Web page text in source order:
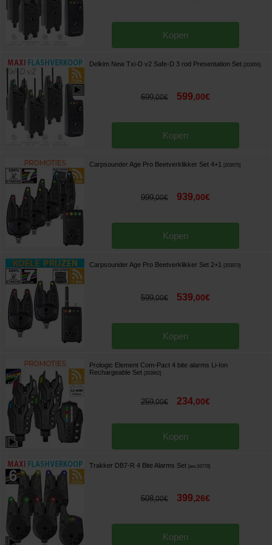
Kopen
Delkim New Txi-D v2 Safe-D 3 rod Presentation Set 203055]
699,00€ 599,00€
Kopen
Carpsounder Age Pro Beetverklikker Set 4+1 203975]
999,00€ 939,00€
Kopen
Carpsounder Age Pro Beetverklikker Set 2+1 203973]
599,00€ 539,00€
Kopen
Prologic Element Com-Pact 4 bite alarms Li-Ion
Rechargeable Set
203962]
259,00€ 234,00€
Kopen
Trakker DB7-R 4 Bite Alarms Set [esc16778]
508,00€ 399,26€
Kopen